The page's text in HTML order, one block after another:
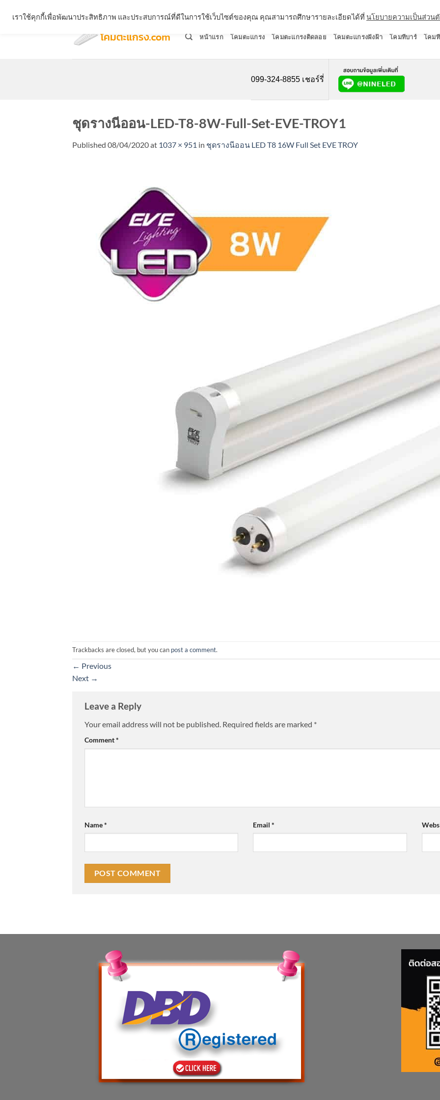
หน้าแรก โคมตะแกรง โคมตะแกรงติดลอย โคมตะแกรงฝังฝ้า โคมทีบาร์ โคม
099-324-8855 เชอร์รี่
ชุดรางนีออน-LED-T8-8W-Full-Set-EVE-TROY1
Published 08/04/2020at 1037 × 951 in ชุดรางนีออน LED T8 16W Full Set EVE TROY
Trackbacks are closed, but you can post a comment.
← Previous
Next →
Leave a Reply
Your email address will not be published. Required fields are marked *
Comment*
Name* Email*
เราใช้คุกกี้เพื่อพัฒนาประสิทธิภาพ และประสบการณ์ที่ดีในการใช้เว็บไซต์ของคุณ คุณสามารถศึกษารายละเอียดได้ที่ นโยบายความเป็นส่วน